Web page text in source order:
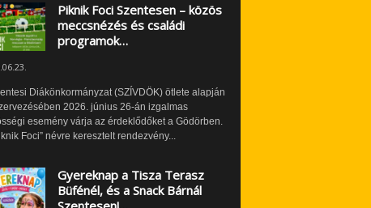
Piknik Foci Szentesen – közös
meccsnézés és családi
programok…
Diákönkormányzat (SZÍVDÖK) ötlete alapján
2026. június 26-án izgalmas
esemény várja az érdeklődőket a Gödörben.
Foci” névre keresztelt rendezvény...
Gyereknap a Tisza Terasz
Büfénél, és a Snack Bárnál